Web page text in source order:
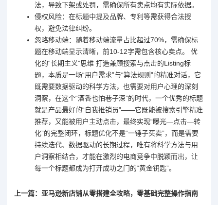
法，导致下架或处罚，需确保所有卖点均有实际依据。
侵权风险：在标题中提及品牌、专利等需获得合法授
权，避免法律纠纷。
忽略移动端：随着移动端流量占比超过70%，需确保标
题在移动端显示清晰，前10-12字需包含核心卖点。 优
化的“长期主义”思维 打造兼顾搜索与点击的Listing标
题，本质是一场“用户需求”与“算法规则”的精准对话，它
既需要数据驱动的科学方法，也需要对用户心理的深刻
洞察，在这个“酒香也怕巷子深”的时代，一个优秀的标题
就是产品最好的“自我推销员”——它既能被搜索引擎精准
推荐，又能被用户主动点击，最终实现“曝光—点击—转
化”的完整闭环，标题优化不是“一锤子买卖”，而是需要
持续迭代、数据驱动的长期过程，唯有将科学方法与用
户洞察相结合，才能在激烈的电商竞争中脱颖而出，让
每一个标题都成为打开成功之门的“黄金钥匙”。
上一篇：亚马逊新店铺从零搭建全攻略，零基础完整操作指南